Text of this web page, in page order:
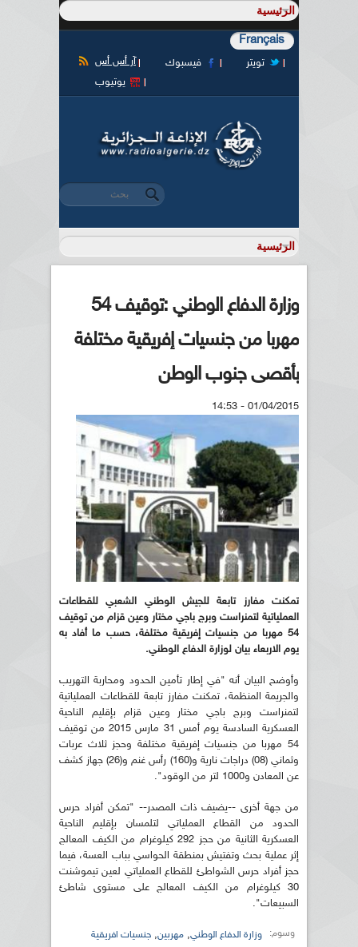
Français
آر أس أس فيسبوك
تويتر
يوتيوب
استمارة البحث
‏بحث ‏
وزارة الدفاع الوطني :توقيف 54
مهربا من جنسيات إفريقية مختلفة
بأقصى جنوب الوطن
01/04/2015 - 14:53
تمكنت مفارز تابعة للجيش الوطني الشعبي للقطاعات
العملياتية لتمنراست وبرج باجي مختار وعين قزام من توقيف
54 مهربا من جنسيات إفريقية مختلفة، حسب ما أفاد به
يوم الاربعاء بيان لوزارة الدفاع الوطني.
وأوضح البيان أنه "في إطار تأمين الحدود ومحاربة التهريب
والجريمة المنظمة، تمكنت مفارز تابعة للقطاعات العملياتية
لتمنراست وبرج باجي مختار وعين قزام بإقليم الناحية
العسكرية السادسة يوم أمس 31 مارس 2015 من توقيف
54 مهربا من جنسيات إفريقية مختلفة وحجز ثلاث عربات
وثماني (08) دراجات نارية و(160) رأس غنم و(26) جهاز كشف
عن المعادن و1000 لتر من الوقود".
من جهة أخرى --يضيف ذات المصدر-- "تمكن أفراد حرس
الحدود من القطاع العملياتي لتلمسان بإقليم الناحية
العسكرية الثانية من حجز 292 كيلوغرام من الكيف المعالج
إثر عملية بحث وتفتيش بمنطقة الحواسي بباب العسة، فيما
حجز أفراد حرس الشواطئ للقطاع العملياتي لعين تيموشنت
30 كيلوغرام من الكيف المعالج على مستوى شاطئ
السبيعات".
وسوم: وزارة الدفاع الوطني, مهربين, جنسيات افريقية